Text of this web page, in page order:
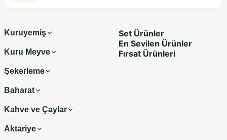
Kuruyemiş
Kuru Meyve
Şekerleme
Baharat
Kahve ve Çaylar
Aktariye
Set Ürünler
En Sevilen Ürünler
Fırsat Ürünleri